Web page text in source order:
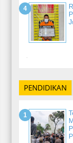
-
PENDIDIKAN